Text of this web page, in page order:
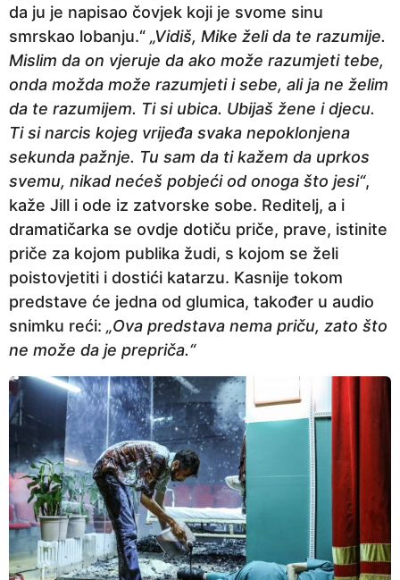
da ju je napisao čovjek koji je svome sinu
smrskao lobanju.“ „Vidiš, Mike želi da te razumije.
Mislim da on vjeruje da ako može razumjeti tebe,
onda možda može razumjeti i sebe, ali ja ne želim
da te razumijem. Ti si ubica. Ubijaš žene i djecu.
Ti si narcis kojeg vrijeđa svaka nepoklonjena
sekunda pažnje. Tu sam da ti kažem da uprkos
svemu, nikad nećeš pobjeći od onoga što jesi“,
kaže Jill i ode iz zatvorske sobe. Reditelj, a i
dramatičarka se ovdje dotiču priče, prave, istinite
priče za kojom publika žudi, s kojom se želi
poistovjetiti i dostići katarzu. Kasnije tokom
predstave će jedna od glumica, također u audio
snimku reći: „Ova predstava nema priču, zato što
ne može da je prepriča.“